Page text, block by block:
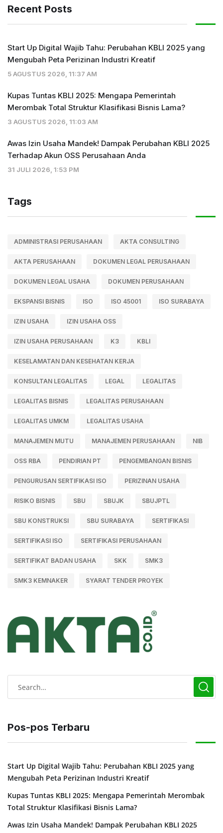
Recent Posts
Start Up Digital Wajib Tahu: Perubahan KBLI 2025 yang
Mengubah Peta Perizinan Industri Kreatif
5 AGUSTUS 2026, 11:37 AM
Kupas Tuntas KBLI 2025: Mengapa Pemerintah
Merombak Total Struktur Klasifikasi Bisnis Lama?
3 AGUSTUS 2026, 11:03 AM
Awas Izin Usaha Mandek! Dampak Perubahan KBLI 2025
Terhadap Akun OSS Perusahaan Anda
31 JULI 2026, 1:53 PM
Tags
ADMINISTRASI PERUSAHAAN AKTA CONSULTING
AKTA PERUSAHAAN DOKUMEN LEGAL PERUSAHAAN
DOKUMEN LEGAL USAHA DOKUMEN PERUSAHAAN
EKSPANSI BISNIS ISO ISO 45001 ISO SURABAYA
IZIN USAHA IZIN USAHA OSS
IZIN USAHA PERUSAHAAN K3 KBLI
KESELAMATAN DAN KESEHATAN KERJA
KONSULTAN LEGALITAS LEGAL LEGALITAS
LEGALITAS BISNIS LEGALITAS PERUSAHAAN
LEGALITAS UMKM LEGALITAS USAHA
MANAJEMEN MUTU MANAJEMEN PERUSAHAAN NIB
OSS RBA PENDIRIAN PT PENGEMBANGAN BISNIS
PENGURUSAN SERTIFIKASI ISO PERIZINAN USAHA
RISIKO BISNIS SBU SBUJK SBUJPTL
SBU KONSTRUKSI SBU SURABAYA SERTIFIKASI
SERTIFIKASI ISO SERTIFIKASI PERUSAHAAN
SERTIFIKAT BADAN USAHA SKK SMK3
SMK3 KEMNAKER SYARAT TENDER PROYEK
Pos-pos Terbaru
Start Up Digital Wajib Tahu: Perubahan KBLI 2025 yang
Mengubah Peta Perizinan Industri Kreatif
Kupas Tuntas KBLI 2025: Mengapa Pemerintah Merombak
Total Struktur Klasifikasi Bisnis Lama?
Awas Izin Usaha Mandek! Dampak Perubahan KBLI 2025